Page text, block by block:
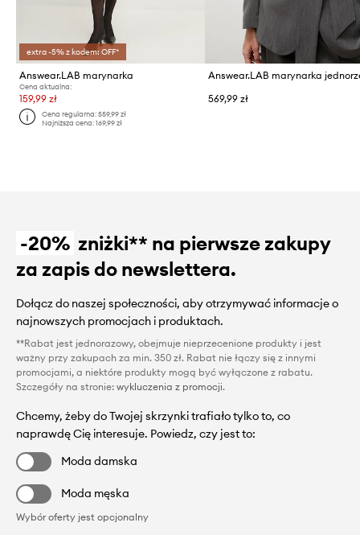
extra -5% z kodem: OFF*
Answear.LAB marynarka
Cena aktualna:
159,99 zł
Cena regularna:559,99 zł
Najniższa cena:169,99 zł
569,99 zł
-20% zniżki** na pierwsze zakupy
za zapis do newslettera.
Dołącz do naszej społeczności, aby otrzymywać informacje o
najnowszych promocjach i produktach.
**Rabat jest jednorazowy, obejmuje nieprzecenione produkty i jest
ważny przy zakupach za min. 350 zł. Rabat nie łączy się z innymi
promocjami, a niektóre produkty mogą być wyłączone z rabatu.
Szczegóły na stronie: wykluczenia z promocji.
Chcemy, żeby do Twojej skrzynki trafiało tylko to, co
naprawdę Cię interesuje. Powiedz, czy jest to:
Moda damska
Moda męska
Wybór oferty jest opcjonalny